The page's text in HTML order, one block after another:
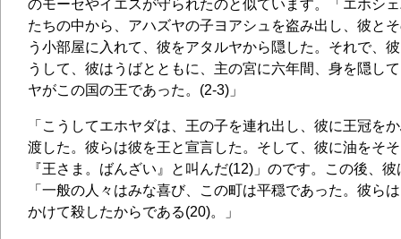
のモーセやイエスが守られたのと似ています。「エホシ
たちの中から、アハズヤの子ヨアシュを盗み出し、彼と
う小部屋に入れて、彼をアタルヤから隠した。それで、
うして、彼はうばとともに、主の宮に六年間、身を隠し
ヤがこの国の王であった。(2-3)」
「こうしてエホヤダは、王の子を連れ出し、彼に王冠を
渡した。彼らは彼を王と宣言した。そして、彼に油をそ
『王さま。ばんざい』と叫んだ(12)」のです。この後、
「一般の人々はみな喜び、この町は平穏であった。彼ら
かけて殺したからである(20)。」